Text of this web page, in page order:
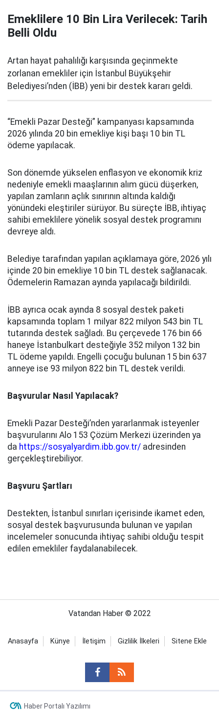
Emeklilere 10 Bin Lira Verilecek: Tarih
Belli Oldu
Artan hayat pahalılığı karşısında geçinmekte
zorlanan emekliler için İstanbul Büyükşehir
Belediyesi’nden (İBB) yeni bir destek kararı geldi.
“Emekli Pazar Desteği” kampanyası kapsamında
2026 yılında 20 bin emekliye kişi başı 10 bin TL
ödeme yapılacak.
Son dönemde yükselen enflasyon ve ekonomik kriz
nedeniyle emekli maaşlarının alım gücü düşerken,
yapılan zamların açlık sınırının altında kaldığı
yönündeki eleştiriler sürüyor. Bu süreçte İBB, ihtiyaç
sahibi emeklilere yönelik sosyal destek programını
devreye aldı.
Belediye tarafından yapılan açıklamaya göre, 2026 yılı
içinde 20 bin emekliye 10 bin TL destek sağlanacak.
Ödemelerin Ramazan ayında yapılacağı bildirildi.
İBB ayrıca ocak ayında 8 sosyal destek paketi
kapsamında toplam 1 milyar 822 milyon 543 bin TL
tutarında destek sağladı. Bu çerçevede 176 bin 66
haneye İstanbulkart desteğiyle 352 milyon 132 bin
TL ödeme yapıldı. Engelli çocuğu bulunan 15 bin 637
anneye ise 93 milyon 822 bin TL destek verildi.
Başvurular Nasıl Yapılacak?
Emekli Pazar Desteği’nden yararlanmak isteyenler
başvurularını Alo 153 Çözüm Merkezi üzerinden ya
da https://sosyalyardim.ibb.gov.tr/ adresinden
gerçekleştirebiliyor.
Başvuru Şartları
Destekten, İstanbul sınırları içerisinde ikamet eden,
sosyal destek başvurusunda bulunan ve yapılan
incelemeler sonucunda ihtiyaç sahibi olduğu tespit
edilen emekliler faydalanabilecek.
Vatandan Haber © 2022
Anasayfa Künye İletişim Gizlilik İlkeleri Sitene Ekle
Haber Portalı Yazılımı